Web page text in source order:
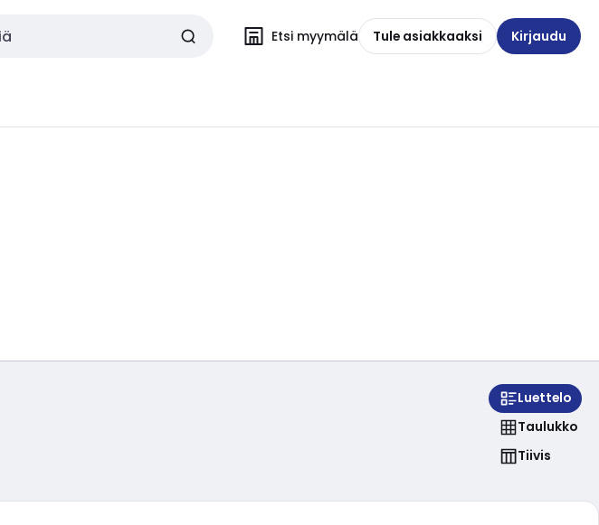
Etsi myymälä Tule asiakkaaksi Kirjaudu
Luettelo
Taulukko
Tiivis